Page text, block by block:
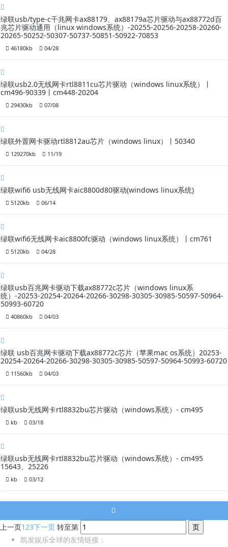
绿联usb/type-c千兆网卡ax88179、ax88179a芯片驱动与ax88772d百
兆芯片驱动通用（linux windows系统）-20255-20256-20258-20260-
20265-50252-50307-50737-50851-50922-70853
46180kb 04/28
绿联usb2.0无线网卡rtl8811cu芯片驱动（windows linux系统）丨
cm496-90339丨cm448-20204
29430kb 07/08
绿联外置网卡驱动rtl8812au芯片（windows linux）丨50340
129270kb 11/19
绿联wifi6 usb无线网卡aic8800d80驱动(windows linux系统)
5120kb 06/14
绿联wifi6无线网卡aic8800fc驱动（windows linux系统）丨cm761
5120kb 04/28
绿联usb百兆网卡驱动下载ax88772c芯片（windows linux系
统）-20253-20254-20264-20266-30298-30305-30985-50597-50964-
50993-60720
40860kb 04/03
绿联 usb百兆网卡驱动下载ax88772c芯片（苹果mac os系统）20253-
20254-20264-20266-30298-30305-30985-50597-50964-50993-60720
11560kb 04/03
绿联usb无线网卡rtl8832bu芯片驱动（windows系统）- cm495
kb 03/18
绿联usb无线网卡rtl8832bu芯片驱动（windows系统）- cm495
15643、25226
kb 03/12
上一页123下一页 转至第
凯发娱乐全球的友情链接：